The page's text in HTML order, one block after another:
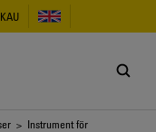
> Instrument för